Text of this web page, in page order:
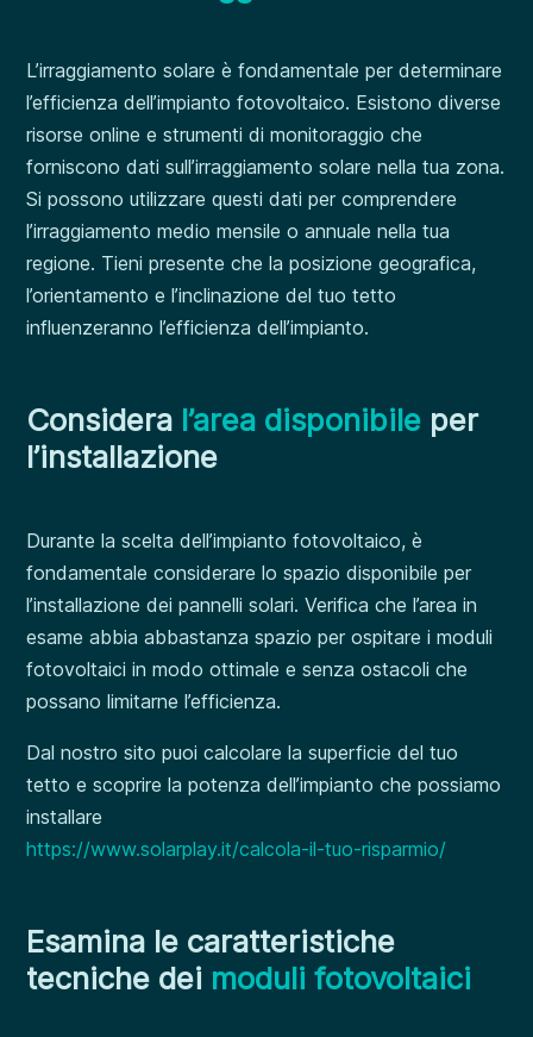
L’irraggiamento solare è fondamentale per determinare
l’efficienza dell’impianto fotovoltaico. Esistono diverse
risorse online e strumenti di monitoraggio che
forniscono dati sull’irraggiamento solare nella tua zona.
Si possono utilizzare questi dati per comprendere
l’irraggiamento medio mensile o annuale nella tua
regione. Tieni presente che la posizione geografica,
l’orientamento e l’inclinazione del tuo tetto
influenzeranno l’efficienza dell’impianto.
Considera l’area disponibile per
l’installazione
Durante la scelta dell’impianto fotovoltaico, è
fondamentale considerare lo spazio disponibile per
l’installazione dei pannelli solari. Verifica che l’area in
esame abbia abbastanza spazio per ospitare i moduli
fotovoltaici in modo ottimale e senza ostacoli che
possano limitarne l’efficienza.
Dal nostro sito puoi calcolare la superficie del tuo
tetto e scoprire la potenza dell’impianto che possiamo
installare
https://www.solarplay.it/calcola-il-tuo-risparmio/
Esamina le caratteristiche
tecniche dei moduli fotovoltaici